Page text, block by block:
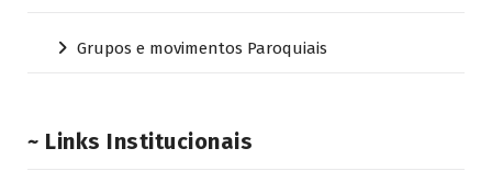
Grupos e movimentos Paroquiais
~ Links Institucionais